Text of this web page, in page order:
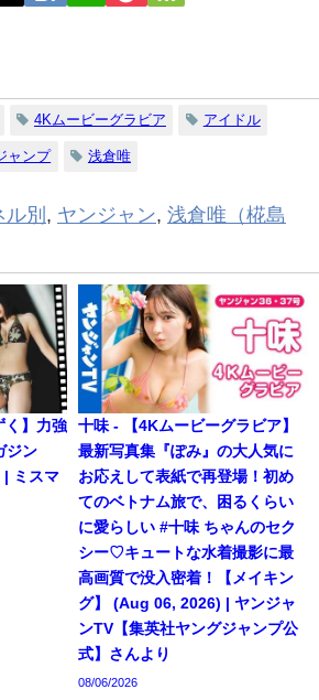
4Kムービーグラビア アイドル
ャンプ 浅倉唯
ル別 , ヤンジャン, 浅倉唯（椛島
く】力強
ジン
ミスマ
十味 - 【4Kムービーグラビア】
最新写真集『ぽみ』の大人気に
お応えして表紙で再登場！初め
てのベトナム旅で、困るくらい
に愛らしい #十味 ちゃんのセク
シー♡キュートな水着撮影に最
高画質で没入密着！【メイキン
グ】 (Aug 06, 2026) | ヤンジャ
ンTV【集英社ヤングジャンプ公
式】さんより
08/06/2026